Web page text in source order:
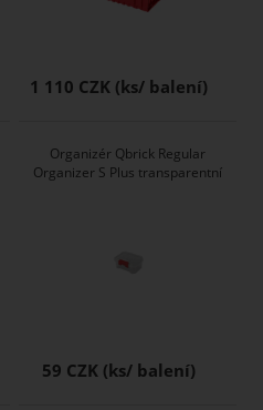
1 110 CZK
Organizér Qbrick Regular
Organizer S Plus transparentní
59 CZK